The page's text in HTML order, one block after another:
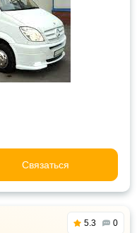
Связаться
5.3 0